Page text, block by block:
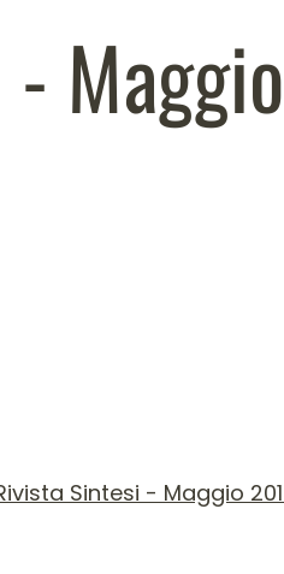
del
file PDF
Sintesi - Maggio